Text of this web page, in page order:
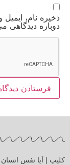
ذخیره نام،
دوباره دیدگاهی
کلیپ | آیا نفس